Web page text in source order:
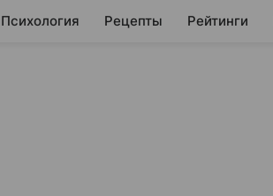
Психология Рецепты Рейтинги